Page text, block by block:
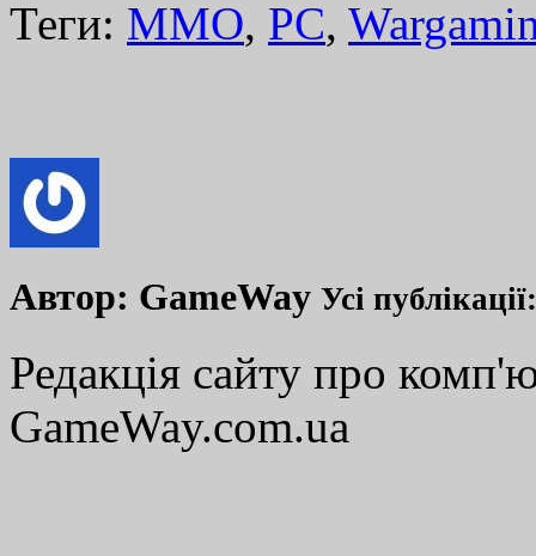
Теги: MMO, PC,
Автор: GameWay Усі
Редакція сайту про
GameWay.com.ua